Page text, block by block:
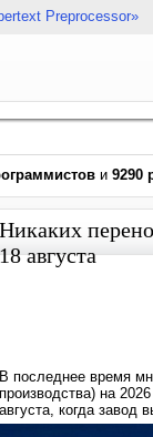
Preprocessor»
и 9290
Никаких
18 августа
В последнее время
производства) на
августа, когда завод